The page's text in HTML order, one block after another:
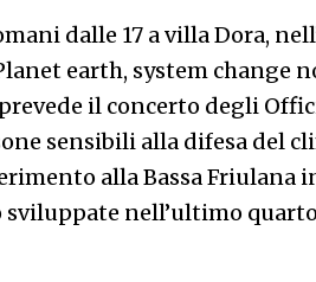
dalle 17 a villa Dora,
earth, system change
il concerto degli
sensibili alla difesa del
alla Bassa Friulana
sviluppate nell’ultimo